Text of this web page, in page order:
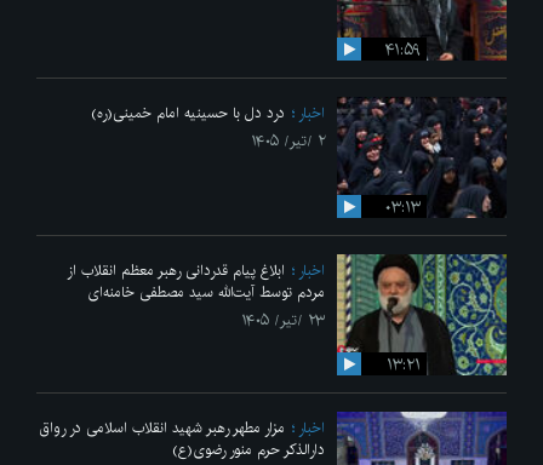
۴۱:۵۹
۰۳:۱۳
اخبار
درد دل با حسینیه امام خمینی(ره)
۲ /تیر/ ۱۴۰۵
۱۳:۲۱
اخبار
ابلاغ پیام قدردانی رهبر معظم انقلاب از
مردم توسط آیت‌الله سید مصطفی خامنه‌ای
۲۳ /تیر/ ۱۴۰۵
اخبار
مزار مطهر رهبر شهید انقلاب اسلامی در رواق
دارالذکر حرم منور رضوی(ع)